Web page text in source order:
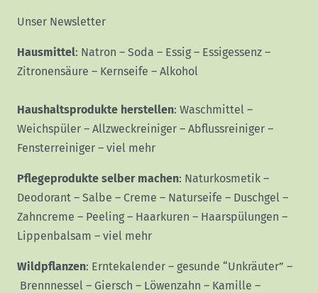
Unser Newsletter
Hausmittel: Natron – Soda – Essig – Essigessenz –
Zitronensäure – Kernseife – Alkohol
Haushaltsprodukte herstellen: Waschmittel –
Weichspüler – Allzweckreiniger – Abflussreiniger –
Fensterreiniger – viel mehr
Pflegeprodukte selber machen: Naturkosmetik –
Deodorant – Salbe – Creme – Naturseife – Duschgel –
Zahncreme – Peeling – Haarkuren – Haarspülungen –
Lippenbalsam – viel mehr
Wildpflanzen: Erntekalender – gesunde “Unkräuter” –
Brennnessel – Giersch – Löwenzahn – Kamille –